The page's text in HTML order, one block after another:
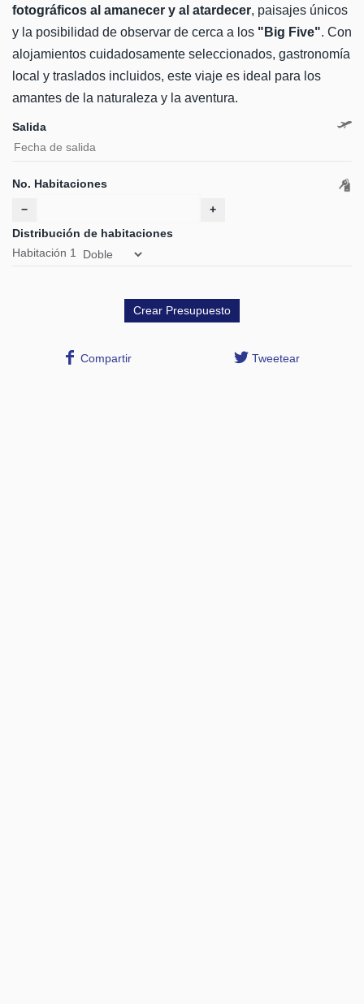
fotográficos al amanecer y al atardecer, paisajes únicos
y la posibilidad de observar de cerca a los "Big Five". Con
alojamientos cuidadosamente seleccionados, gastronomía
local y traslados incluidos, este viaje es ideal para los
amantes de la naturaleza y la aventura.
Salida
No. Habitaciones
−
+
Distribución de habitaciones
Habitación 1
Compartir Tweetear